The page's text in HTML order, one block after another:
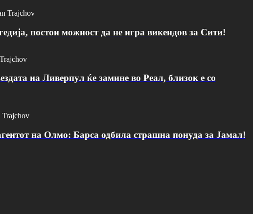
Trajchov
постои можност да не игра викендов за Сити!
на Ливерпул ќе замине во Реал, близок е со
на Олмо: Барса одбила страшна понуда за Јамал!